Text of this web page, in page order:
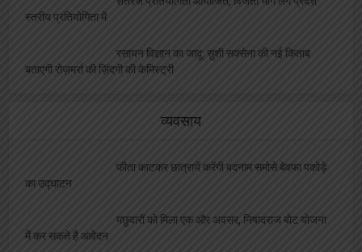
ओरिएंटेशन डे का भब्य आयोजन, छात्राओं को
दात्री समिति सदस्य पंकज श्रीवास्तव ने दी शुभकामनायें
विश्वनाथ मंदिर पर दलालों का कब्ज़ा, VIP दर्शन के नाम
पर महिला से वसूले 4000, वीडियो वायरल